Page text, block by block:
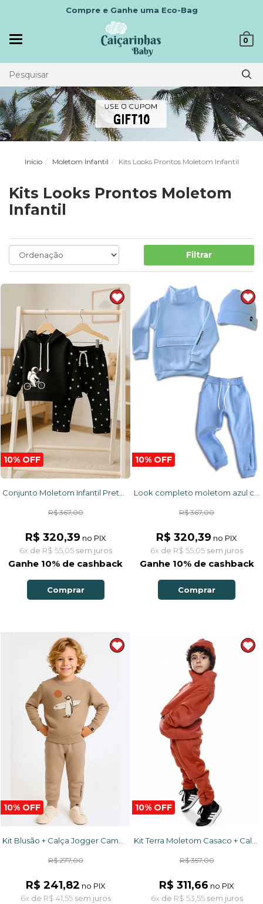
Compre e Ganhe uma Eco-Bag
0
Início Moletom Infantil Kits Looks Prontos Moletom Infantil
Kits Looks Prontos Moletom
Infantil
Filtrar
10% OFF
R$ 367,00
R$ 320,39 no PIX
6x de R$ 55,05sem juros
Ganhe 10% de cashback
Comprar
10% OFF
R$ 367,00
R$ 320,39 no PIX
6x de R$ 55,05 sem juros
Ganhe 10% de cashback
Comprar
10% OFF
Kit Blusão + Calça Jogger Camelo Surf Style Pinguim
R$ 277,00
R$ 241,82 no PIX
6x de R$ 41,55sem juros
10% OFF
R$ 357,00
R$ 311,66 no PIX
6x de R$ 53,55sem juros